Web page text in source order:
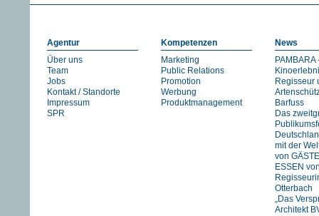
Agentur
Über uns
Team
Jobs
Kontakt / Standorte
Impressum
SPR
Kompetenzen
Marketing
Public Relations
Promotion
Werbung
Produktmanagement
News
Regisseur
Barfuss
Das
mit der
von
ESSEN
Otterbach
„Das
Architekt